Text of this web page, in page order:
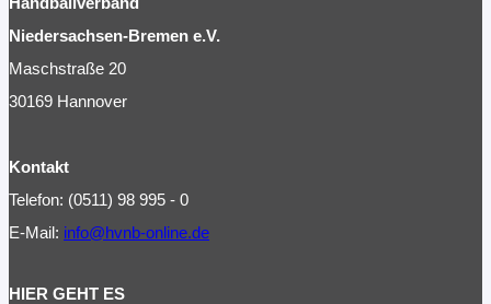
Niedersachsen-Bremen e.V.
Maschstraße 20
30169 Hannover
Kontakt
Telefon: (0511) 98 995 - 0
E-Mail: info@hvnb-online.de
HIER GEHT ES